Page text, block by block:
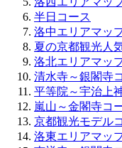
半日コース
洛中エリアマッ
夏の京都観光人
洛北エリアマッ
清水寺～銀閣寺
平等院～宇治上
嵐山～金閣寺コ
京都観光モデル
洛東エリアマッ